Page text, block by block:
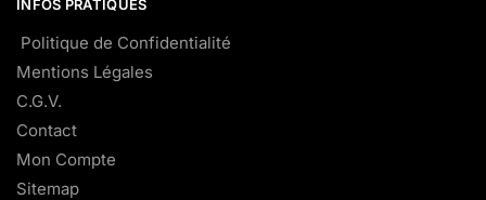
INFOS PRATIQUES
Politique de Confidentialité
Mentions Légales
C.G.V.
Contact
Mon Compte
Sitemap